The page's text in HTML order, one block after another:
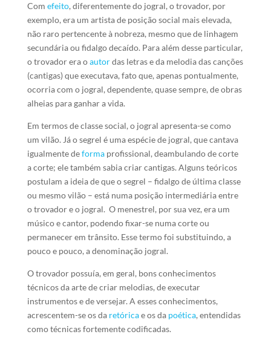
Com efeito, diferentemente do jogral, o trovador, por
exemplo, era um artista de posição social mais elevada,
não raro pertencente à nobreza, mesmo que de linhagem
secundária ou fidalgo decaído. Para além desse particular,
o trovador era oautordas letras e da melodia das canções
(cantigas) que executava, fato que, apenas pontualmente,
ocorria com o jogral, dependente, quase sempre, de obras
alheias para ganhar a vida.
Em termos de classe social, o jogral apresenta-se como
um vilão. Já o segrel é uma espécie de jogral, que cantava
igualmente deformaprofissional, deambulando de corte
a corte; ele também sabia criar cantigas. Alguns teóricos
postulam a ideia de que o segrel – fidalgo de última classe
ou mesmo vilão – está numa posição intermediária entre
o trovador e o jogral. O menestrel, por sua vez, era um
músico e cantor, podendo fixar-se numa corte ou
permanecer em trânsito. Esse termo foi substituindo, a
pouco e pouco, a denominação jogral.
O trovador possuía, em geral, bons conhecimentos
técnicos da arte de criar melodias, de executar
instrumentos e de versejar. A esses conhecimentos,
acrescentem-se os da retóricae os da poética, entendidas
como técnicas fortemente codificadas.